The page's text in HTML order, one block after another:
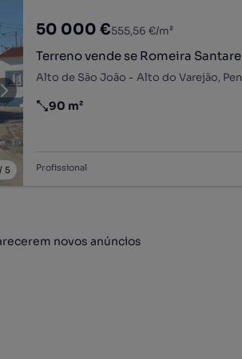
5
50 000 €555,56 €/m²
Terreno vende se Romeira
Alto de São João - Alto do Varejão,
Preço por metro quadrado
90 m²
Profissional
novos anúncios